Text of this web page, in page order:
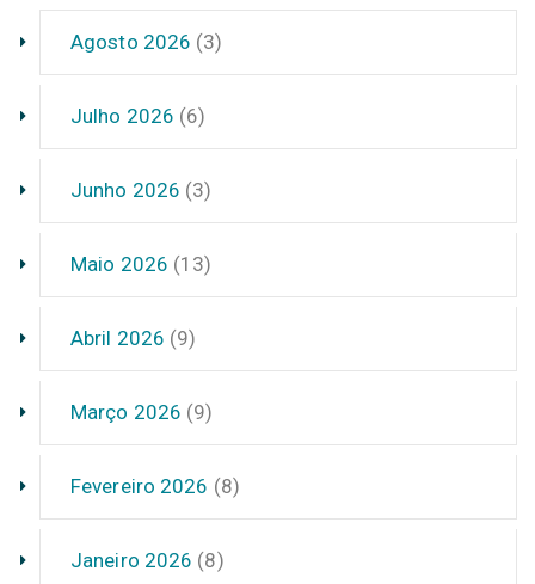
Agosto 2026 (3)
Julho 2026 (6)
Junho 2026 (3)
Maio 2026 (13)
Abril 2026 (9)
Março 2026 (9)
Fevereiro 2026 (8)
Janeiro 2026 (8)